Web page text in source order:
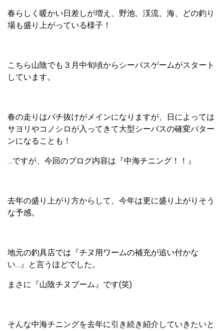
春らしく暖かい日差しが増え、野池、渓流、海、どの釣り
場も盛り上がっている様子！
こちら山陰でも３月中旬頃からシーバスゲームがスタート
しています。
春の走りはバチ抜けがメインになりますが、日によっては
サヨリやコノシロが入ってきて大型シーバスの確変パター
ンになることも！
…ですが、今回のブログ内容は『中海チニング！！』
去年の盛り上がり方からして、今年は更に盛り上がりそう
な予感。
地元の釣具店では『チヌ用ワームの補充が追い付かな
い…』と言うほどでした。
まさに『山陰チヌブーム』です(笑)
そんな中海チニングを去年に引き続き紹介していきたいと